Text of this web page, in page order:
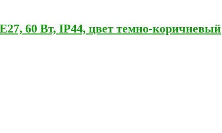
60 Вт, IP44, цвет темно-коричневый